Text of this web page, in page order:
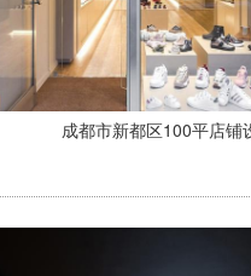
成都市新都区100平店铺